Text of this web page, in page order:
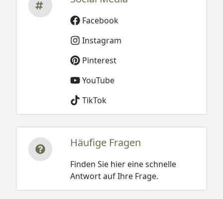
Facebook
Instagram
Pinterest
YouTube
TikTok
Häufige Fragen
Finden Sie hier eine schnelle
Antwort auf Ihre Frage.